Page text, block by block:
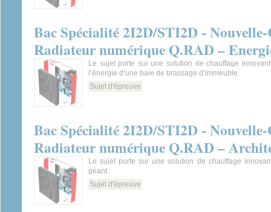
Bac Spécialité 2I2D/STI2D - Nouvelle-
Radiateur numérique Q.RAD –
Le sujet porte sur une solution de chauffage
l’énergie d’une baie de brassage d’immeuble.
Sujet d'épreuve
Bac Spécialité 2I2D/STI2D - Nouvelle-
Radiateur numérique Q.RAD –
Le sujet porte sur une solution de chauffage
géant.
Sujet d'épreuve